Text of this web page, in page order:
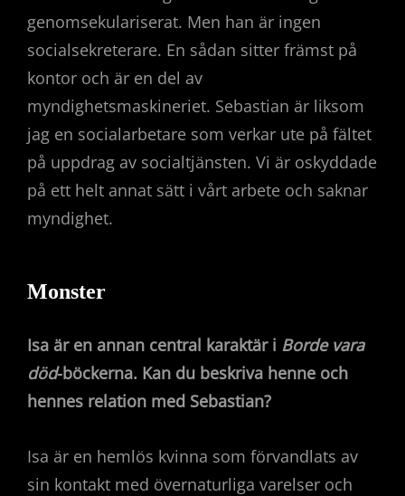
genomsekulariserat. Men han är ingen
socialsekreterare. En sådan sitter främst på
kontor och är en del av
myndighetsmaskineriet. Sebastian är liksom
jag en socialarbetare som verkar ute på fältet
på uppdrag av socialtjänsten. Vi är oskyddade
på ett helt annat sätt i vårt arbete och saknar
myndighet.
Monster
Isa är en annan central karaktär i Borde vara
död-böckerna. Kan du beskriva henne och
hennes relation med Sebastian?
Isa är en hemlös kvinna som förvandlats av
sin kontakt med övernaturliga varelser och